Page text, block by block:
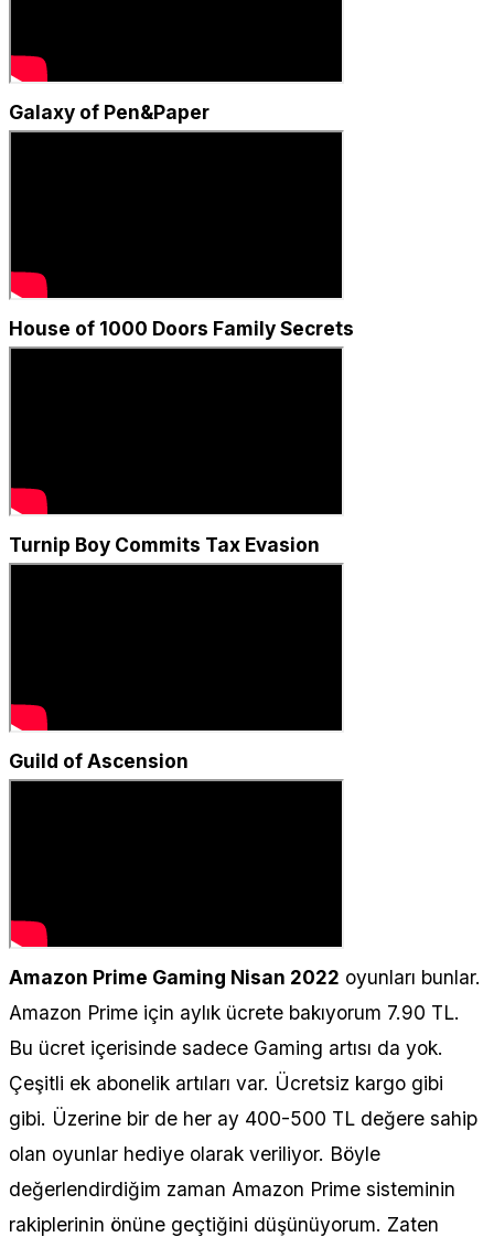
Galaxy of Pen&Paper
House of 1000 Doors Family Secrets
Turnip Boy Commits Tax Evasion
Guild of Ascension
Amazon Prime Gaming Nisan 2022 oyunları bunlar.
Amazon Prime için aylık ücrete bakıyorum 7.90 TL.
Bu ücret içerisinde sadece Gaming artısı da yok.
Çeşitli ek abonelik artıları var. Ücretsiz kargo gibi
gibi. Üzerine bir de her ay 400-500 TL değere sahip
olan oyunlar hediye olarak veriliyor. Böyle
değerlendirdiğim zaman Amazon Prime sisteminin
rakiplerinin önüne geçtiğini düşünüyorum. Zaten